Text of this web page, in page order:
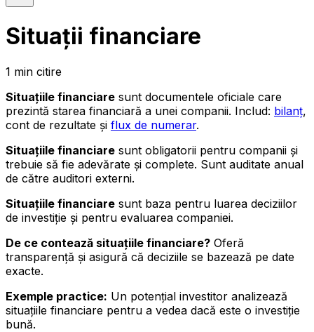
Situații financiare
1 min citire
Situațiile financiare sunt documentele oficiale care
prezintă starea financiară a unei companii. Includ: bilanț,
cont de rezultate și flux de numerar.
Situațiile financiare sunt obligatorii pentru companii și
trebuie să fie adevărate și complete. Sunt auditate anual
de către auditori externi.
Situațiile financiare sunt baza pentru luarea deciziilor
de investiție și pentru evaluarea companiei.
De ce contează situațiile financiare? Oferă
transparență și asigură că deciziile se bazează pe date
exacte.
Exemple practice: Un potențial investitor analizează
situațiile financiare pentru a vedea dacă este o investiție
bună.